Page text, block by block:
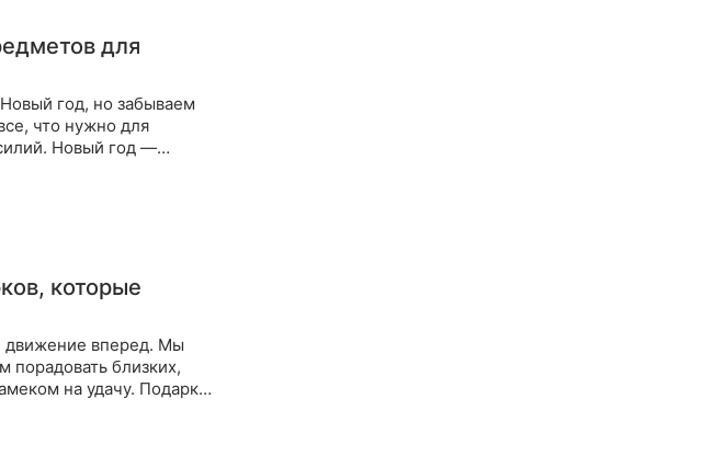
для
год, но забываем
что нужно для
Новый год —
которые
движение вперед. Мы
порадовать близких,
на удачу. Подарки